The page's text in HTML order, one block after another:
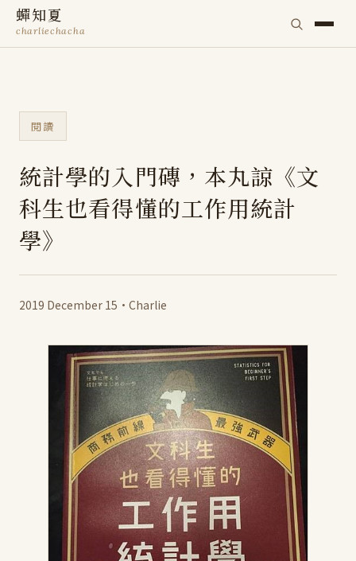
蟬知夏
charliechacha
閱讀
統計學的入門磚，本丸諒《文
科生也看得懂的工作用統計
學》
2019 December 15 · Charlie